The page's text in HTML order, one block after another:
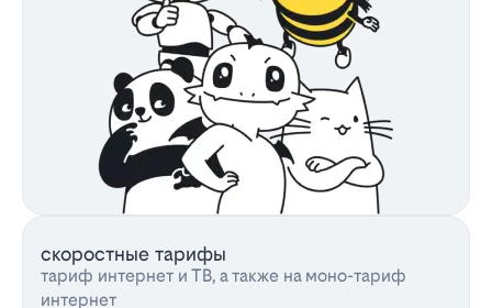
скоростные тарифы
тариф интернет и ТВ, а также на моно-тариф
интернет